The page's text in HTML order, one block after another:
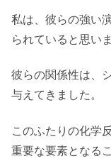
私は、彼らの強い
られていると思いま
彼らの関係性は、
与えてきました。
このふたりの化学
重要な要素となる